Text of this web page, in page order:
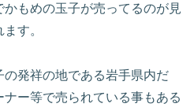
もめの玉子が売ってるのが見
す。
発祥の地である岩手県内だ
ー等で売られている事もある